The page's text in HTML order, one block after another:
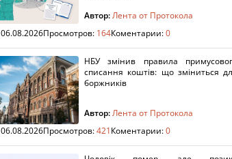
Автор:Лента от Протокола
06.08.2026Просмотров: 164Коментарии:0
НБУ змінив правила
списання коштів: що зміниться
боржників
Автор:Лента от Протокола
06.08.2026Просмотров:421Коментарии:0